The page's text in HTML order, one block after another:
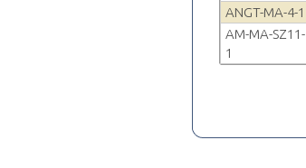
ANGT-MA-4-1
AM-MA-SZ11-
1